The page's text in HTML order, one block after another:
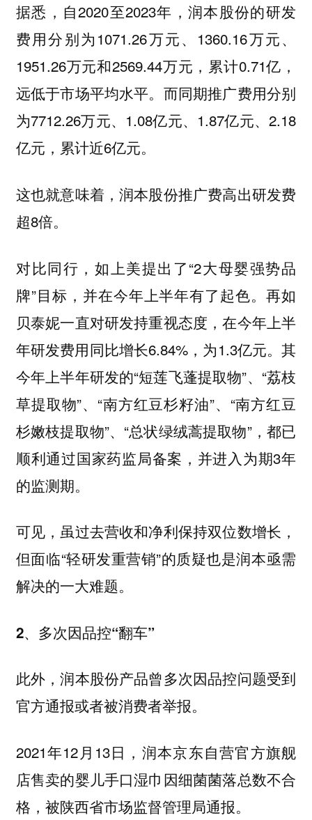
据悉，自2020至2023年，润本股份的研发
费用分别为1071.26万元、1360.16万元、
1951.26万元和2569.44万元，累计0.71亿，
远低于市场平均水平。而同期推广费用分别
为7712.26万元、1.08亿元、1.87亿元、2.18
亿元，累计近6亿元。
这也就意味着，润本股份推广费高出研发费
超8倍。
对比同行，如上美提出了“2大母婴强势品
牌”目标，并在今年上半年有了起色。再如
贝泰妮一直对研发持重视态度，在今年上半
年研发费用同比增长6.84%，为1.3亿元。其
今年上半年研发的“短莲飞蓬提取物”、“荔枝
草提取物”、“南方红豆杉籽油”、“南方红豆
杉嫩枝提取物”、“总状绿绒蒿提取物”，都已
顺利通过国家药监局备案，并进入为期3年
的监测期。
可见，虽过去营收和净利保持双位数增长，
但面临“轻研发重营销”的质疑也是润本亟需
解决的一大难题。
2、多次因品控“翻车”
此外，润本股份产品曾多次因品控问题受到
官方通报或者被消费者举报。
2021年12月13日，润本京东自营官方旗舰
店售卖的婴儿手口湿巾因细菌菌落总数不合
格，被陕西省市场监督管理局通报。